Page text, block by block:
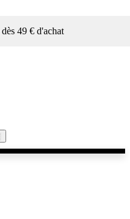
dès 49 € d'achat